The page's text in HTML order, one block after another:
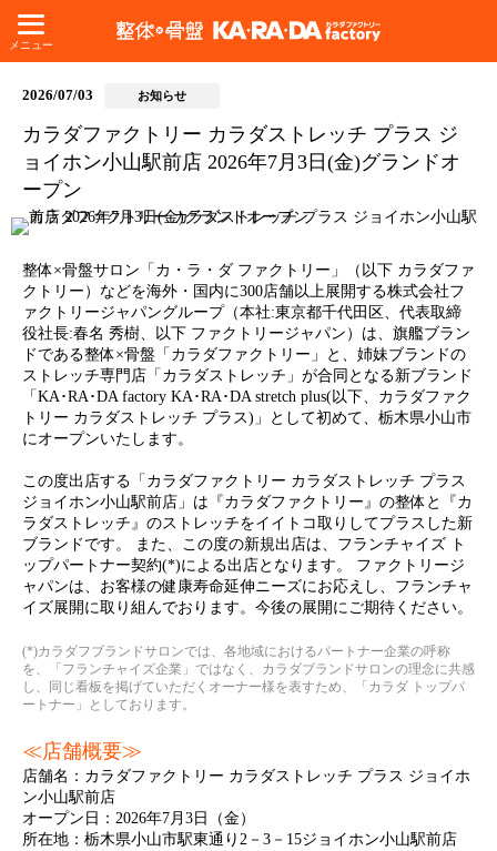
メニュー
2026/07/03 お知らせ
カラダファクトリー カラダストレッチ プラス ジ
ョイホン小山駅前店 2026年7月3日(金)グランドオ
ープン
整体×骨盤サロン「カ・ラ・ダ ファクトリー」（以下 カラダファ
クトリー）などを海外・国内に300店舗以上展開する株式会社フ
ァクトリージャパングループ（本社:東京都千代田区、代表取締
役社長:春名 秀樹、以下 ファクトリージャパン）は、旗艦ブラン
ドである整体×骨盤「カラダファクトリー」と、姉妹ブランドの
ストレッチ専門店「カラダストレッチ」が合同となる新ブランド
「KA･RA･DA factory KA･RA･DA stretch plus(以下、カラダファク
トリー カラダストレッチ プラス)」として初めて、栃木県小山市
にオープンいたします。
この度出店する「カラダファクトリー カラダストレッチ プラス
ジョイホン小山駅前店」は『カラダファクトリー』の整体と『カ
ラダストレッチ』のストレッチをイイトコ取りしてプラスした新
ブランドです。 また、この度の新規出店は、フランチャイズ ト
ップパートナー契約(*)による出店となります。 ファクトリージ
ャパンは、お客様の健康寿命延伸ニーズにお応えし、フランチャ
イズ展開に取り組んでおります。今後の展開にご期待ください。
(*)カラダフブランドサロンでは、各地域におけるパートナー企業の呼称
を、「フランチャイズ企業」ではなく、カラダブランドサロンの理念に共感
し、同じ看板を掲げていただくオーナー様を表すため、「カラダ トップパ
ートナー」としております。
≪店舗概要≫
店舗名：カラダファクトリー カラダストレッチ プラス ジョイホ
ン小山駅前店
オープン日：2026年7月3日（金）
所在地：栃木県小山市駅東通り2－3－15ジョイホン小山駅前店